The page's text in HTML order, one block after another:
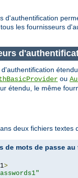
d'authentification
les fournisseurs
ou
étendu, le même
deux fichiers textes
mots de passe au
>